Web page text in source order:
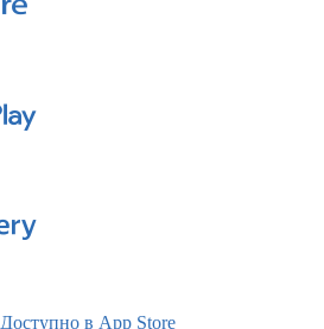
Доступно в App Store